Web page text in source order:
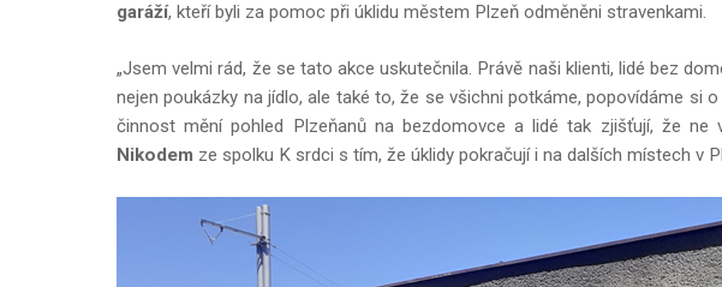
garáží, kteří byli za pomoc při úklidu městem Plzeň odměněni stravenkami.
„Jsem velmi rád, že se tato akce uskutečnila. Právě naši klienti, lidé bez
nejen poukázky na jídlo, ale také to, že se všichni potkáme, popovídáme si
činnost mění pohled Plzeňanů na bezdomovce a lidé tak zjišťují, že ne
Nikodem ze spolku K srdci s tím, že úklidy pokračují i na dalších místech v